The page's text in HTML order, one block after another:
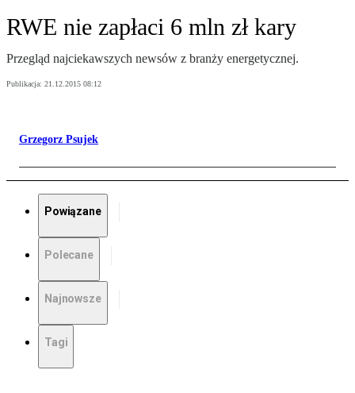
RWE nie zapłaci 6 mln zł kary
Przegląd najciekawszych newsów z branży energetycznej.
Publikacja: 21.12.2015 08:12
Grzegorz Psujek
Powiązane
Polecane
Najnowsze
Tagi